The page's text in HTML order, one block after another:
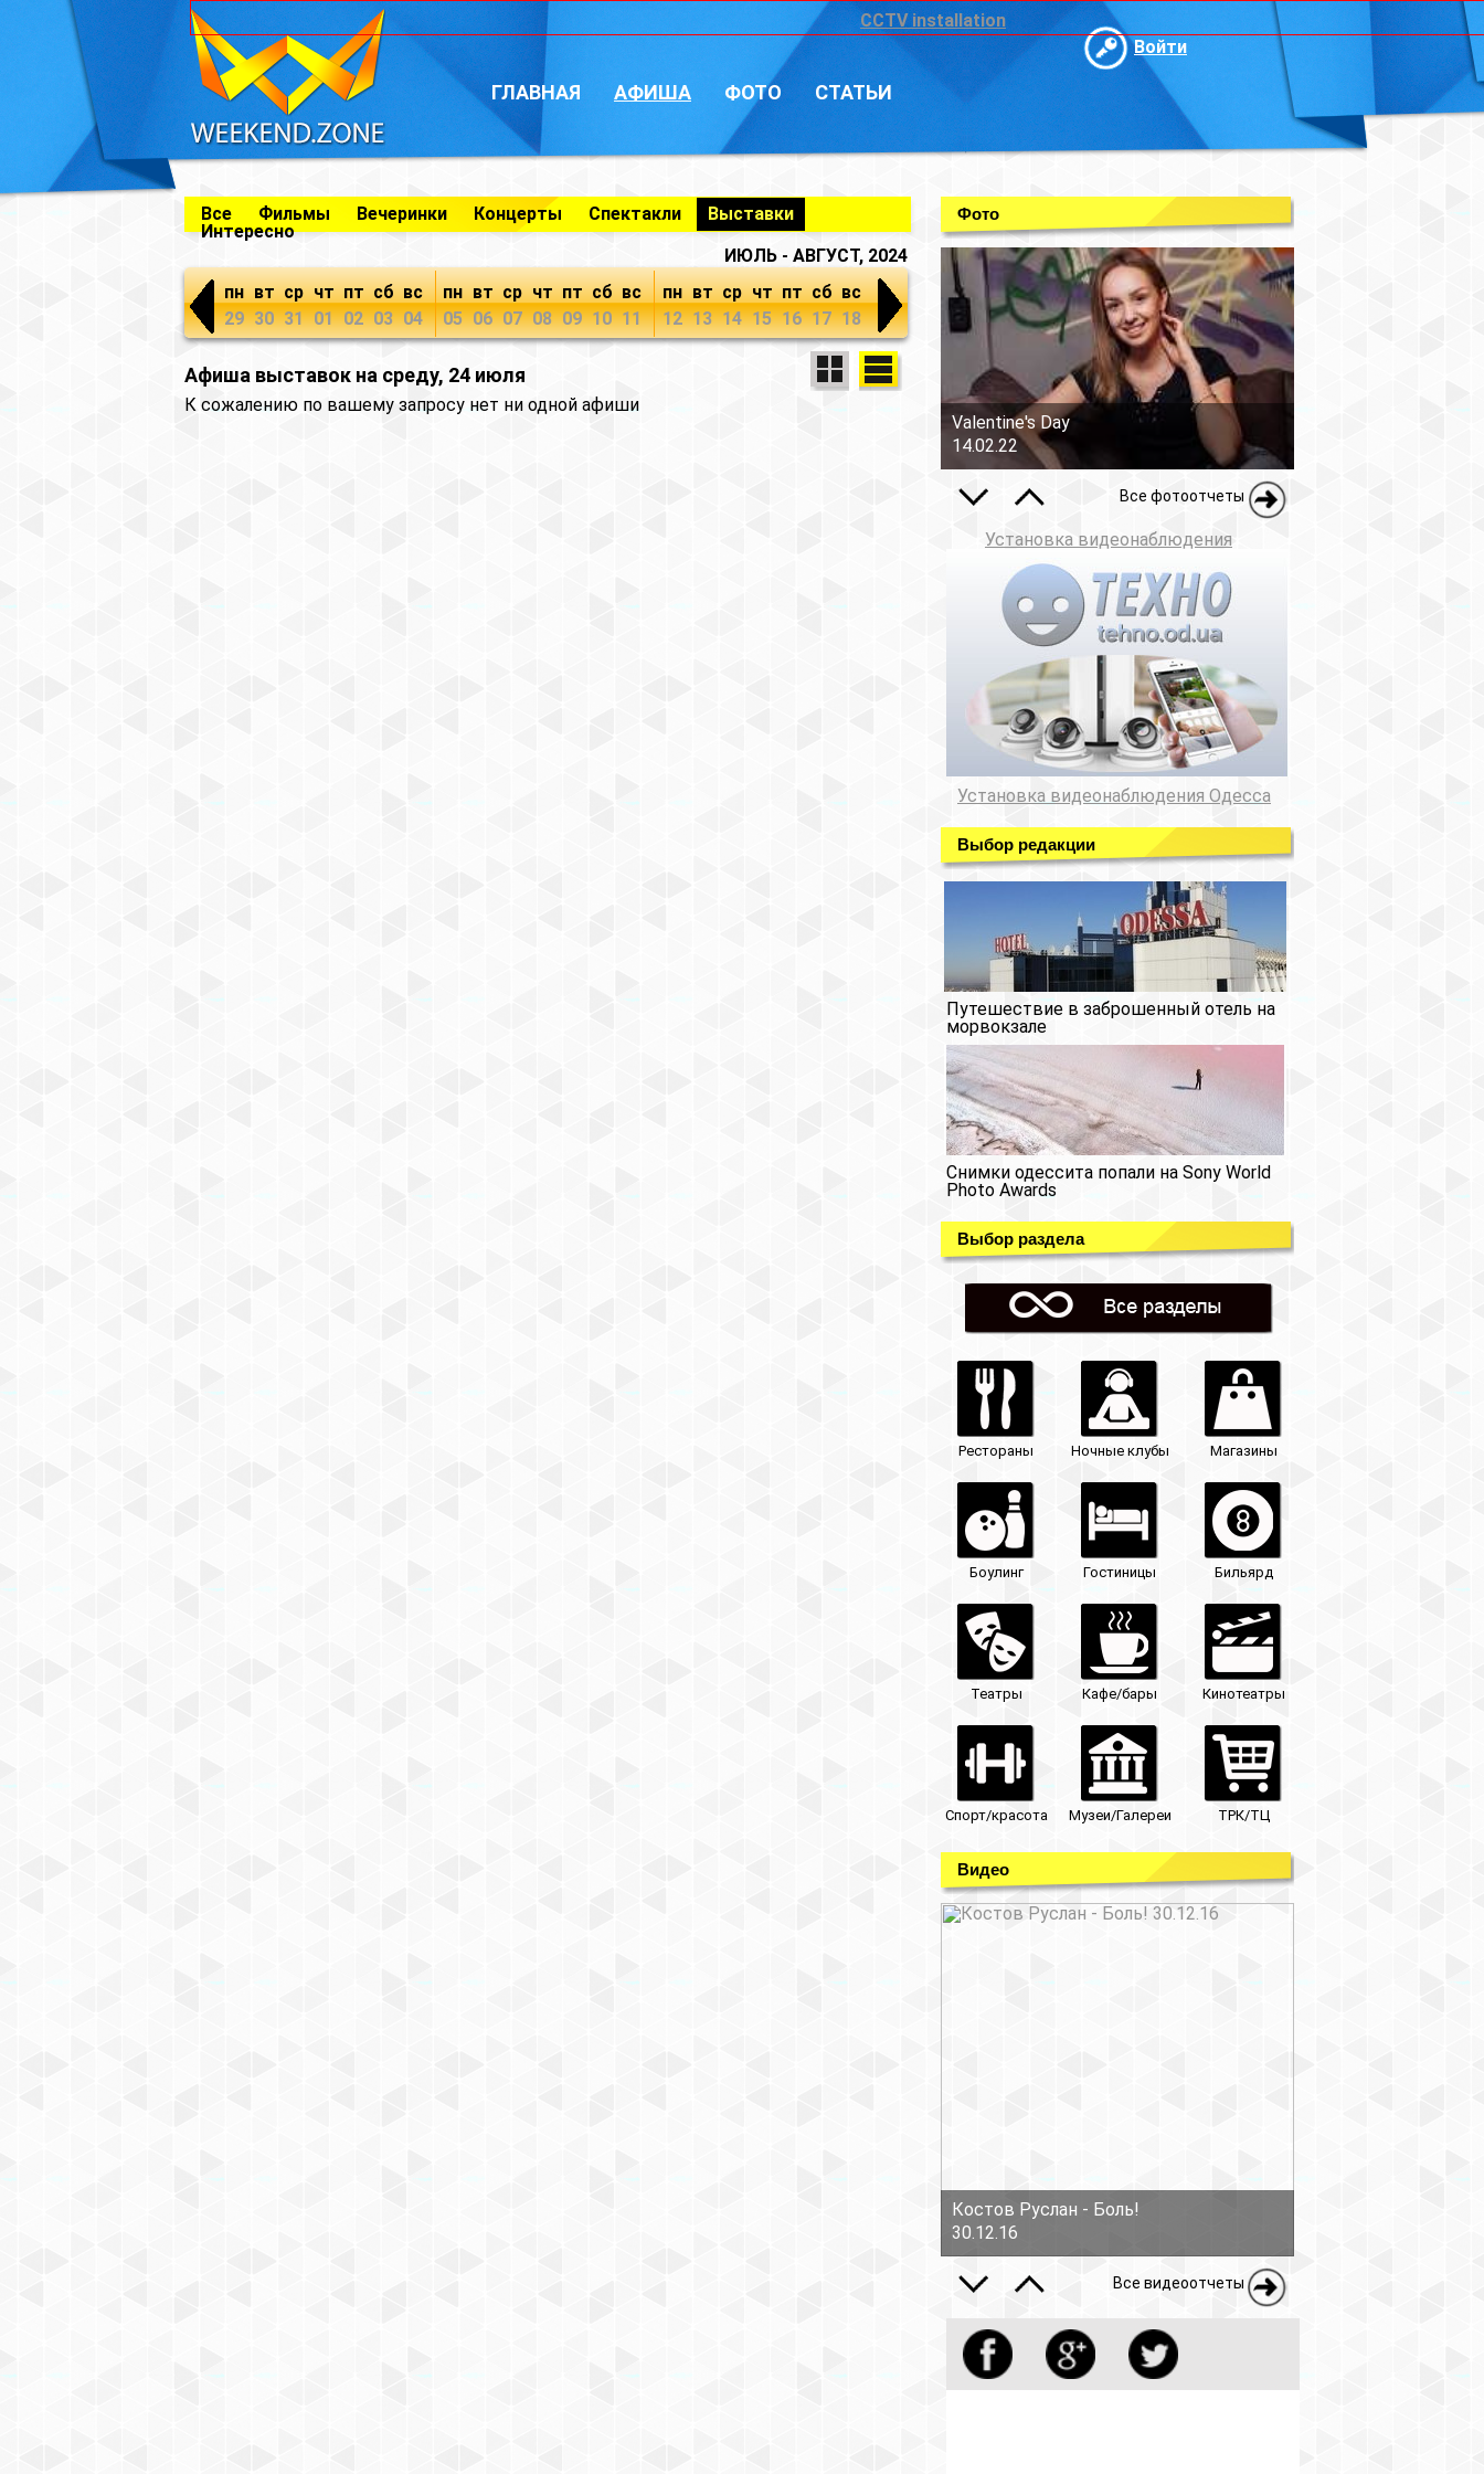
CCTV installation
Войти
ГЛАВНАЯ АФИША ФОТО СТАТЬИ
Все Фильмы Вечеринки Концерты Спектакли
Выставки
Интересно
ИЮЛЬ - АВГУСТ, 2024
пн
29
вт
30
ср
31
чт
01
пт
02
сб
03
вс
04
пн
05
вт
06
ср
07
чт
08
пт
09
сб
10
вс
11
пн
12
вт
13
ср
14
чт
15
пт
16
сб
17
вс
18
Афиша выставок на среду, 24 июля
К сожалению по вашему запросу нет ни одной афиши
Фото
Valentine's Day
14.02.22
Все фотоотчеты
Установка видеонаблюдения
Установка видеонаблюдения Одесса
Выбор редакции
Путешествие в заброшенный отель на
морвокзале
Снимки одессита попали на Sony World
Photo Awards
Выбор раздела
Рестораны Ночные клубы Магазины
Боулинг Гостиницы Бильярд
Театры Кафе/бары Кинотеатры
Спорт/красота Музеи/Галереи ТРК/ТЦ
Видео
Костов Руслан - Боль!
30.12.16
Все видеоотчеты